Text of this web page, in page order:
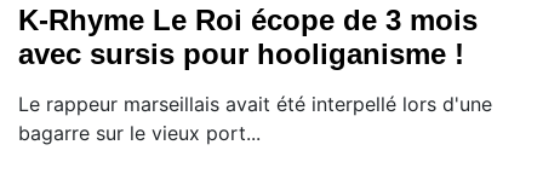
K-Rhyme Le Roi écope de 3 mois
avec sursis pour hooliganisme !
Le rappeur marseillais avait été interpellé lors d'une
bagarre sur le vieux port...